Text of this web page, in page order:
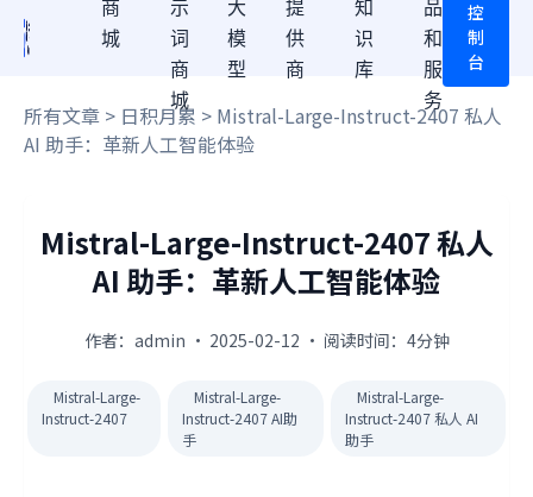
商
城
示
词
商
城
大
模
型
提
供
商
知
识
库
品
和
服
务
控
制
台
所有文章 > 日积月累 > Mistral-Large-Instruct-2407 私人
AI 助手：革新人工智能体验
Mistral-Large-Instruct-2407 私人
AI 助手：革新人工智能体验
作者：admin · 2025-02-12 · 阅读时间：4分钟
Mistral-Large-
Instruct-2407
Mistral-Large-
Instruct-2407 AI助
手
Mistral-Large-
Instruct-2407 私人 AI
助手